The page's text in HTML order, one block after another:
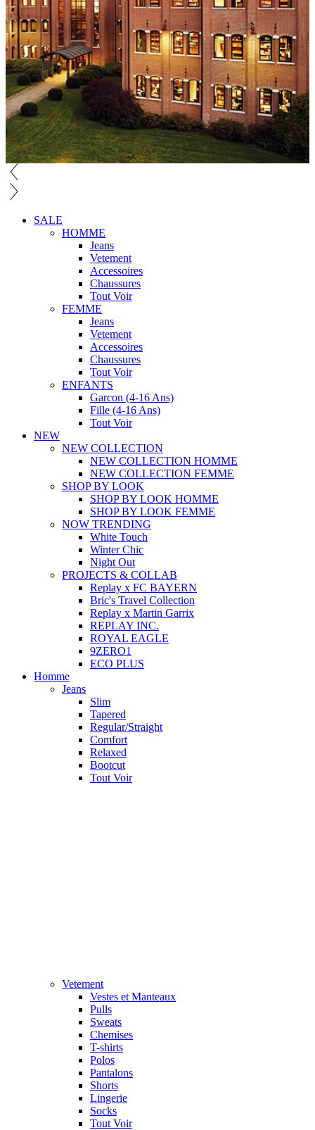
SALE
HOMME
Jeans
Vetement
Accessoires
Chaussures
Tout Voir
FEMME
Jeans
Vetement
Accessoires
Chaussures
Tout Voir
ENFANTS
Garcon (4-16 Ans)
Fille (4-16 Ans)
Tout Voir
NEW
NEW COLLECTION
NEW COLLECTION HOMME
NEW COLLECTION FEMME
SHOP BY LOOK
SHOP BY LOOK HOMME
SHOP BY LOOK FEMME
NOW TRENDING
White Touch
Winter Chic
Night Out
PROJECTS & COLLAB
Replay x FC BAYERN
Bric's Travel Collection
Replay x Martin Garrix
REPLAY INC.
ROYAL EAGLE
9ZERO1
ECO PLUS
Homme
Jeans
Slim
Tapered
Regular/Straight
Comfort
Relaxed
Bootcut
Tout Voir
Vetement
Vestes et Manteaux
Pulls
Sweats
Chemises
T-shirts
Polos
Pantalons
Shorts
Lingerie
Socks
Tout Voir